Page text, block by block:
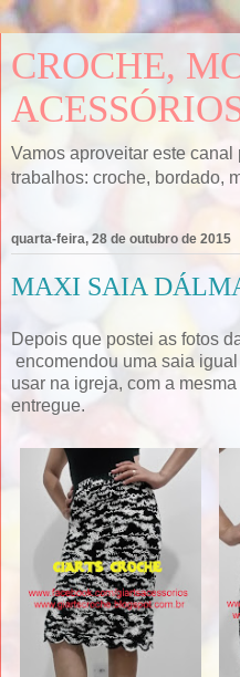
CROCHE,
Vamos aproveitar este
trabalhos: croche, bordado,
quarta-feira, 28 de outubro de 2015
MAXI SAIA
Depois que postei as fotos
encomendou uma saia
usar na igreja, com a
entregue.